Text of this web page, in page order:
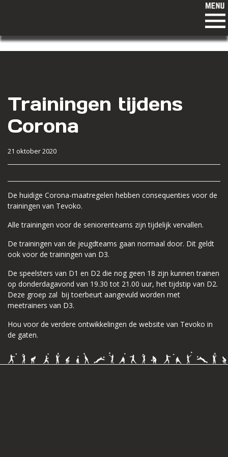
Trainingen tijdens
Corona
21 oktober 2020
De huidige Corona-maatregelen hebben consequenties voor de
trainingen van Tevoko.
Alle trainingen voor de seniorenteams zijn tijdelijk vervallen.
De trainingen van de jeugdteams gaan normaal door. Dit geldt
ook voor de trainingen van D3.
De speelsters van D1 en D2 die nog geen 18 zijn kunnen trainen
op donderdagavond van 19.30 tot 21.00 uur, het tijdstip van D2.
Deze groep zal bij toerbeurt aangevuld worden met
meetrainers van D3.
Hou voor de verdere ontwikkelingen de website van Tevoko in
de gaten.